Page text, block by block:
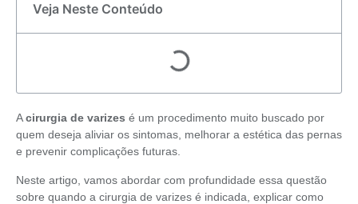
Veja Neste Conteúdo
Acirurgia de varizes é um procedimento muito buscado por
quem deseja aliviar os sintomas, melhorar a estética das pernas
e prevenir complicações futuras.
Neste artigo, vamos abordar com profundidade essa questão
sobre quando a cirurgia de varizes é indicada, explicar como